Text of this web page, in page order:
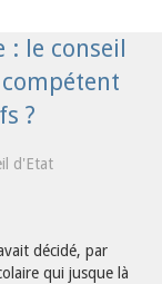
: le conseil
?
d'Etat
décidé, par
qui jusque là